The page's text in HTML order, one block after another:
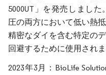
5000UT」を発売しまし
圧の両方において低い熱
精密なダイを含む特定の
回避するために使用されま
2023年3月：BioLife